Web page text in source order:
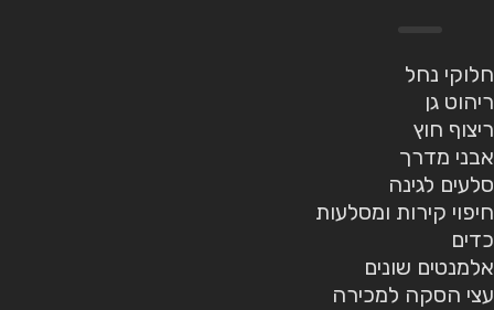
חלוקי נחל
ריהוט גן
ריצוף חוץ
אבני מדרך
סלעים לגינה
חיפוי קירות ומסלעות
כדים
אלמנטים שונים
עצי הסקה למכירה